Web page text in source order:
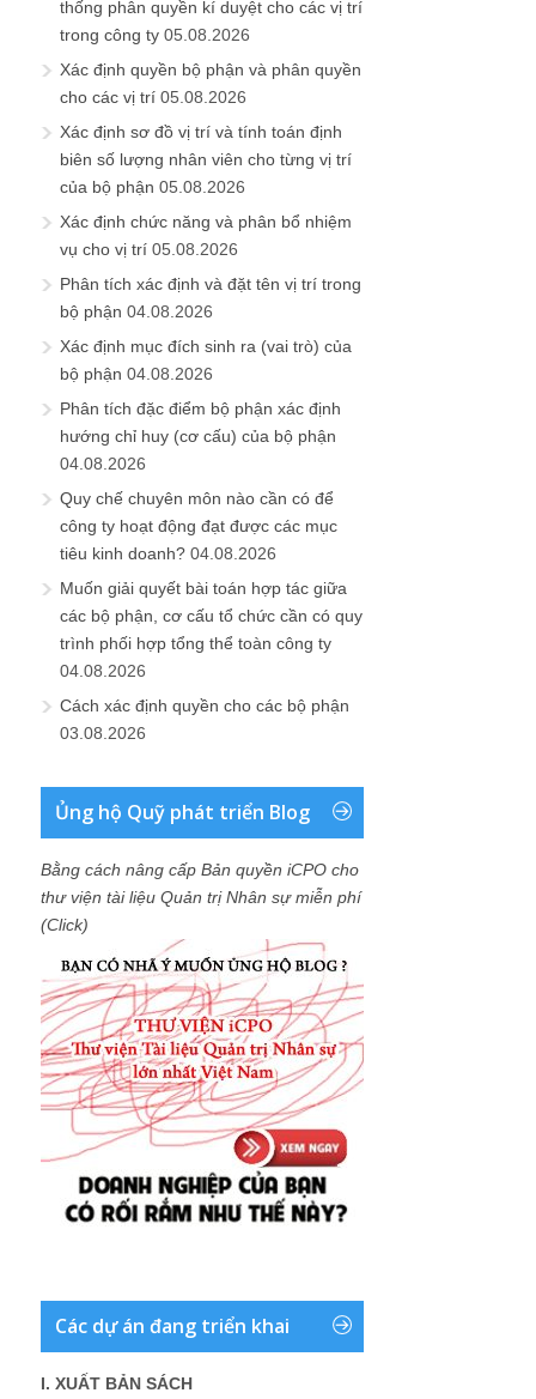
thống phân quyền kí duyệt cho các vị trí
trong công ty 05.08.2026
Xác định quyền bộ phận và phân quyền
cho các vị trí 05.08.2026
Xác định sơ đồ vị trí và tính toán định
biên số lượng nhân viên cho từng vị trí
của bộ phận 05.08.2026
Xác định chức năng và phân bổ nhiệm
vụ cho vị trí 05.08.2026
Phân tích xác định và đặt tên vị trí trong
bộ phận 04.08.2026
Xác định mục đích sinh ra (vai trò) của
bộ phận 04.08.2026
Phân tích đặc điểm bộ phận xác định
hướng chỉ huy (cơ cấu) của bộ phận
04.08.2026
Quy chế chuyên môn nào cần có để
công ty hoạt động đạt được các mục
tiêu kinh doanh? 04.08.2026
Muốn giải quyết bài toán hợp tác giữa
các bộ phận, cơ cấu tổ chức cần có quy
trình phối hợp tổng thể toàn công ty
04.08.2026
Cách xác định quyền cho các bộ phận
03.08.2026
Ủng hộ Quỹ phát triển Blog
Bằng cách nâng cấp Bản quyền iCPO cho
thư viện tài liệu Quản trị Nhân sự miễn phí
(Click)
Các dự án đang triển khai
I. XUẤT BẢN SÁCH